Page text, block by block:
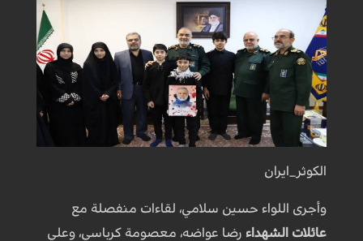
الكوثر_ايران
وأجری اللواء حسين سلامي، لقاءات منفصلة مع
عائلات الشهداء رضا عواضه، معصومة كرباسي، وعلي